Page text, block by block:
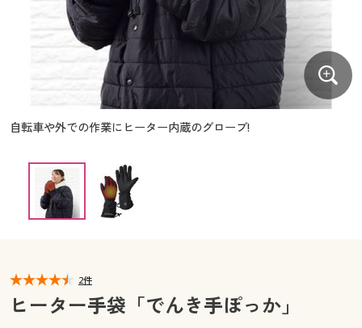
大きいサイズ レディース下着
大きいサイズ メンズ
シークレットセール
商品カテゴリ一覧
カタログ
カタログ・チラシからのご注文
デジタルカタログ
カタログ無料プレゼント
マイページ
大きいサイズ メンズ
大きいサイズ 事務・制服
カタログ
カタログ・チラシからのご注文
カタログ無料プレゼント
会員メニュー
閲覧履歴
自転車や外での作業にヒーター内蔵のグローブ!
2件
ヒーター手袋「でんき手ぽっか」